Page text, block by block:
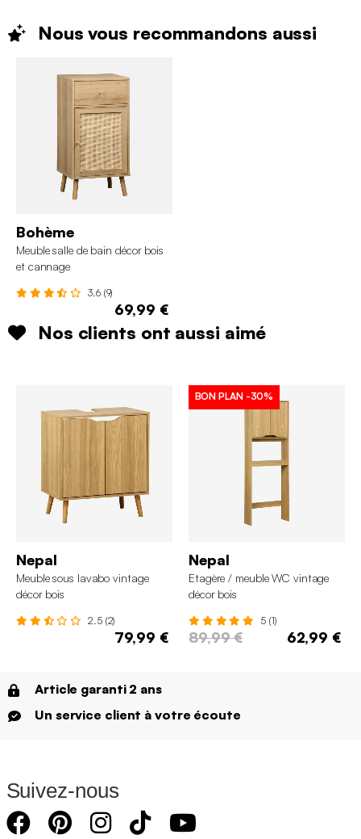
Nous vous recommandons aussi
Bohème
Meuble salle de bain décor bois
et cannage
3.6 (9)
69,99 €
Nos clients ont aussi aimé
Nepal
Meuble sous lavabo vintage
décor bois
2.5 (2)
79,99 €
BON PLAN -30%
Nepal
Etagère / meuble WC vintage
décor bois
5 (1)
89,99 € 62,99 €
Article garanti 2 ans
Un service client à votre écoute
Suivez-nous